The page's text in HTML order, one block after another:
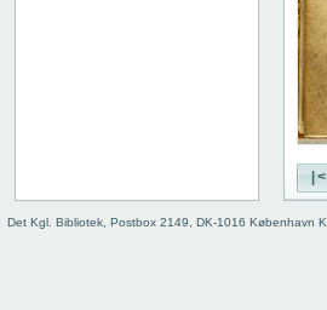
|<
Det Kgl. Bibliotek, Postbox 2149, DK-1016 København